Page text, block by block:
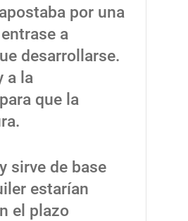
por una
a
desarrollarse.
a la
que la
sirve de base
estarían
el plazo